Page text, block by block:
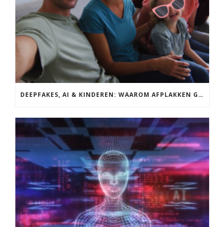
DEEPFAKES, AI & KINDEREN: WAAROM AFPLAKKEN GEEN BESCHERMING IS